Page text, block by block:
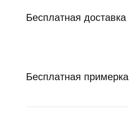
Бесплатная доставка
Бесплатная примерка